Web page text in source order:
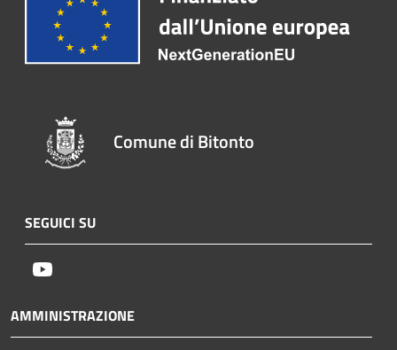
Comune di Bitonto
SEGUICI SU
AMMINISTRAZIONE